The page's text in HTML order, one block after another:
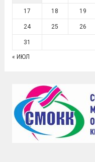
17 18 19
24 25 26
31
« ИЮЛ